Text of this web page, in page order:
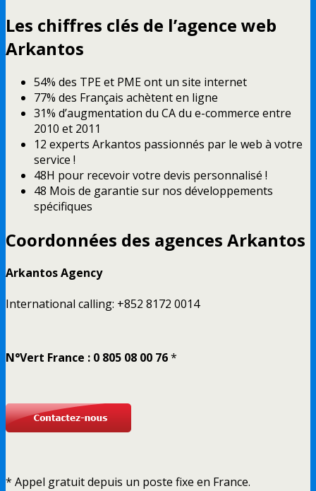
Les chiffres clés de l’agence web
Arkantos
54% des TPE et PME ont un site internet
77% des Français achètent en ligne
31% d’augmentation du CA du e-commerce entre
2010 et 2011
12 experts Arkantos passionnés par le web à votre
service !
48H pour recevoir votre devis personnalisé !
48 Mois de garantie sur nos développements
spécifiques
Coordonnées des agences Arkantos
Arkantos Agency
International calling: +852 8172 0014
N°Vert France : 0 805 08 00 76*
* Appel gratuit depuis un poste fixe en France.